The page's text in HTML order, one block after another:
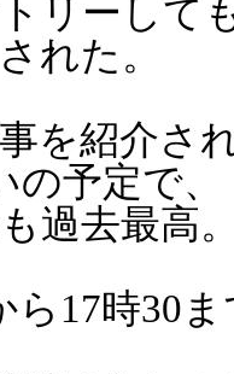
リーして
れた。
を紹介さ
予定で、
過去最高
ら17時30ま